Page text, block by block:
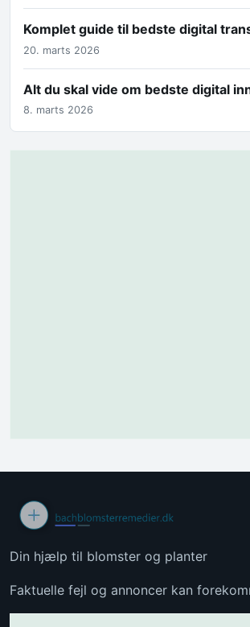
Komplet guide til bedste digital
20. marts 2026
Alt du skal vide om bedste digital
8. marts 2026
Din hjælp til blomster og planter
Faktuelle fejl og annoncer kan